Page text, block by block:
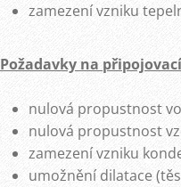
zamezení vzniku
Požadavky na
nulová propustnost
nulová propustnost
zamezení vzniku
umožnění dilatace